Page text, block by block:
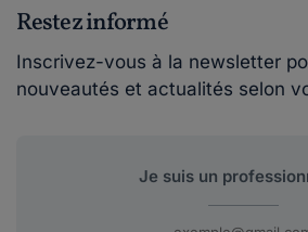
Restez informé
Inscrivez-vous à la newsletter
nouveautés et actualités selon